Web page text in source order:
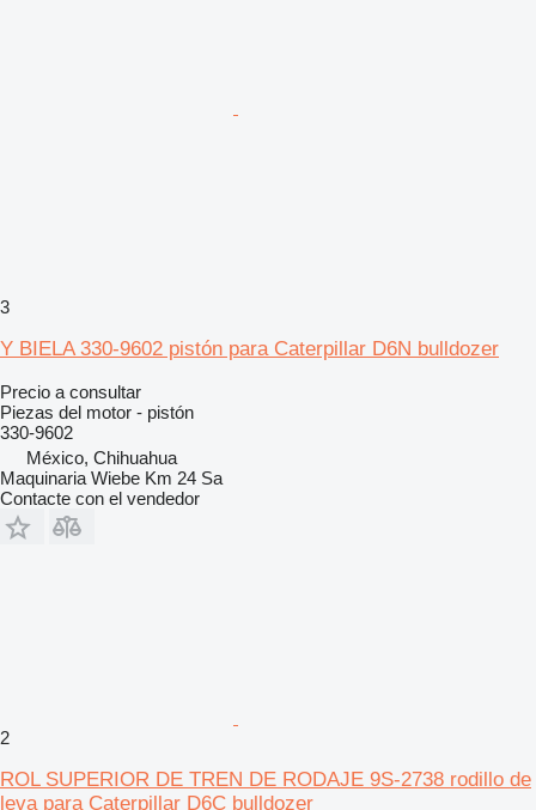
3
Y BIELA 330-9602 pistón para Caterpillar D6N bulldozer
Precio a consultar
Piezas del motor - pistón
330-9602
México, Chihuahua
Maquinaria Wiebe Km 24 Sa
Contacte con el vendedor
2
ROL SUPERIOR DE TREN DE RODAJE 9S-2738 rodillo de
leva para Caterpillar D6C bulldozer